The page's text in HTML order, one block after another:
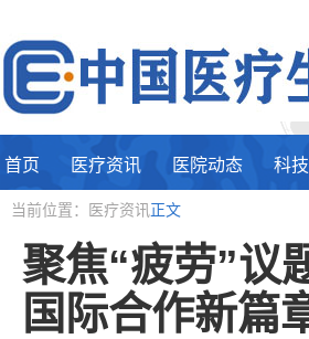
首页 医疗资讯 医院动态 科
当前位置：医疗资讯 正文
聚焦“疲劳”
国际合作新篇